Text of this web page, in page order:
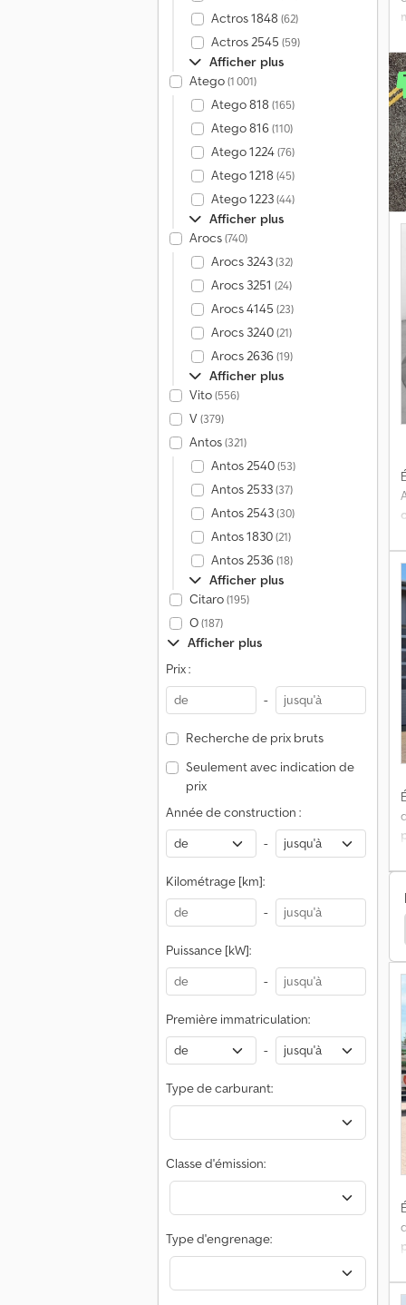
Actros 1848 (62)
Actros 2545 (59)
Afficher plus
Atego(1 001)
Atego 818 (165)
Atego 816(110)
Atego 1224(76)
Atego 1218 (45)
Atego 1223(44)
Afficher plus
Arocs(740)
Arocs 3243(32)
Arocs 3251 (24)
Arocs 4145 (23)
Arocs 3240(21)
Arocs 2636(19)
Afficher plus
Vito(556)
V(379)
Antos(321)
Antos 2540(53)
Antos 2533(37)
Antos 2543(30)
Antos 1830(21)
Antos 2536(18)
Afficher plus
Citaro(195)
O(187)
Afficher plus
Prix :
-
Recherche de prix bruts
Seulement avec indication de
prix
Année de construction :
-
Kilométrage [km]:
-
Puissance [kW]:
-
Première immatriculation:
-
Type de carburant:
Classe d'émission:
Type d'engrenage:
Van Hool Autocar Van Hool Plate-Forme